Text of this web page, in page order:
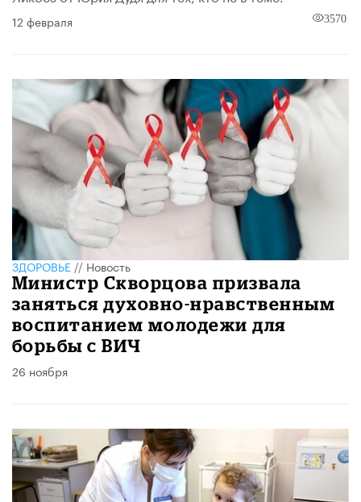
12 февраля 3570
ЗДОРОВЬЕ//Новость
Министр Скворцова призвала
заняться духовно-нравственным
воспитанием молодежи для
борьбы с ВИЧ
26 ноября